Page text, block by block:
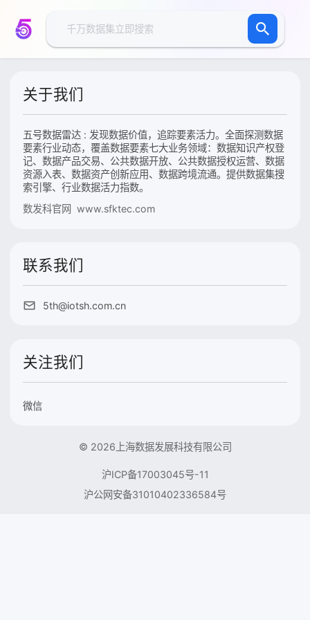
关于我们
五号数据雷达 : 发现数据价值，追踪要素活力。全面探测数据
要素行业动态，覆盖数据要素七大业务领域：数据知识产权登
记、数据产品交易、公共数据开放、公共数据授权运营、数据
资源入表、数据资产创新应用、数据跨境流通。提供数据集搜
索引擎、行业数据活力指数。
数发科官网 www.sfktec.com
联系我们
5th@iotsh.com.cn
关注我们
微信
© 2026上海数据发展科技有限公司
沪ICP备17003045号-11
沪公网安备31010402336584号